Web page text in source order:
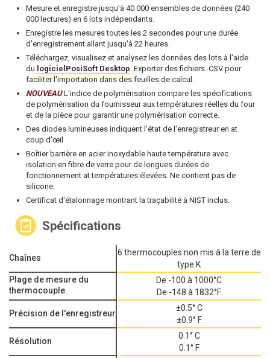
Mesure et enregistre jusqu'à 40 000 ensembles de données (240
000 lectures) en 6 lots indépendants.
Enregistre les mesures toutes les 2 secondes pour une durée
d'enregistrement allant jusqu'à 22 heures.
Téléchargez, visualisez et analysez les données des lots à l'aide
du logicielPosiSoft Desktop. Exporter des fichiers .CSV pour
faciliter l'importation dans des feuilles de calcul.
NOUVEAUL'indice de polymérisation compare les spécifications
de polymérisation du fournisseur aux températures réelles du four
et de la pièce pour garantir une polymérisation correcte.
Des diodes lumineuses indiquent l'état de l'enregistreur en at
coup d'œil
Boîtier barrière en acier inoxydable haute température avec
isolation en fibre de verre pour de longues durées de
fonctionnement at températures élevées. Ne contient pas de
silicone.
Certificat d'étalonnage montrant la traçabilité à NIST inclus.
Spécifications
Chaînes
6 thermocouples non mis à la terre de
type K
Plage de mesure du
thermocouple
De -100 à 1000°C
De -148 à 1832°F
Précision de l'enregistreur
±0.5° C
±0.9° F
Résolution
0.1° C
0.1° F